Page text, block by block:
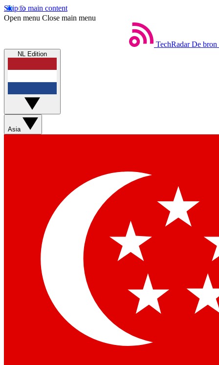
Skip to main content
Open menu Close main menu
TechRadar De bron
NL Edition
Asia